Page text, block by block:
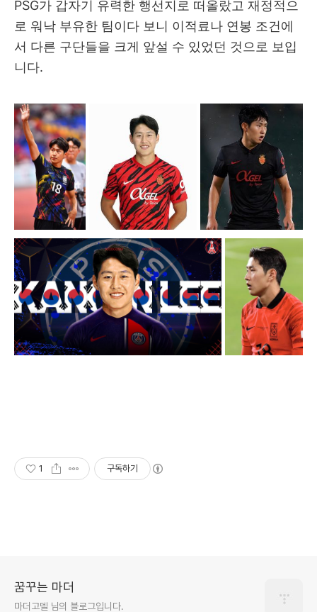
PSG가 갑자기 유력한 행선지로 떠올랐고 재정적으
로 워낙 부유한 팀이다 보니 이적료나 연봉 조건에
서 다른 구단들을 크게 앞설 수 있었던 것으로 보입
니다.
1 구독하기
꿈꾸는 마더
마더고델 님의 블로그입니다.